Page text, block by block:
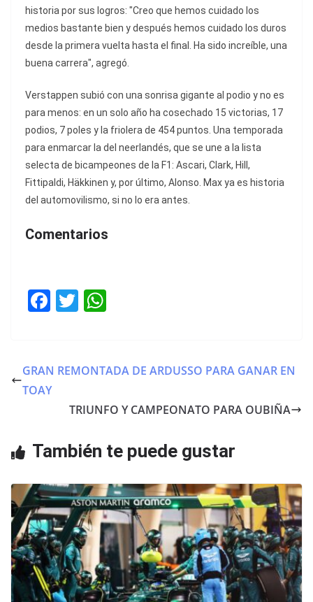
historia por sus logros: "Creo que hemos cuidado los
medios bastante bien y después hemos cuidado los duros
desde la primera vuelta hasta el final. Ha sido increíble, una
buena carrera", agregó.
Verstappen subió con una sonrisa gigante al podio y no es
para menos: en un solo año ha cosechado 15 victorias, 17
podios, 7 poles y la friolera de 454 puntos. Una temporada
para enmarcar la del neerlandés, que se une a la lista
selecta de bicampeones de la F1: Ascari, Clark, Hill,
Fittipaldi, Häkkinen y, por último, Alonso. Max ya es historia
del automovilismo, si no lo era antes.
Comentarios
F
e
b
k
T
er s
p
GRAN REMONTADA DE ARDUSSO PARA GANAR EN
TOAY
TRIUNFO Y CAMPEONATO PARA OUBIÑA
También te puede gustar